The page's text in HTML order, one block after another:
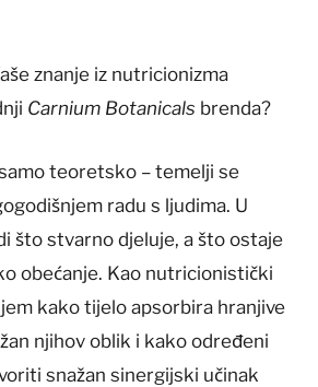
znanje iz nutricionizma
Carnium Botanicals brenda?
teoretsko – temelji se
radu s ljudima. U
što stvarno djeluje, a što ostaje
obećanje. Kao nutricionistički
kako tijelo apsorbira hranjive
njihov oblik i kako određeni
snažan sinergijski učinak